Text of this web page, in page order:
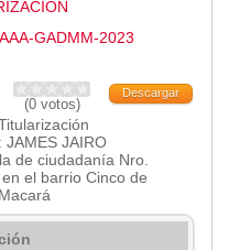
GADMM-2023
Descargar
(0 votos)
JAIRO
de ciudadanía Nro.
el barrio Cinco de